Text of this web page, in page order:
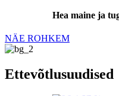
Hea maine ja
NÄE ROHKEM
Ettevõtlusuudised